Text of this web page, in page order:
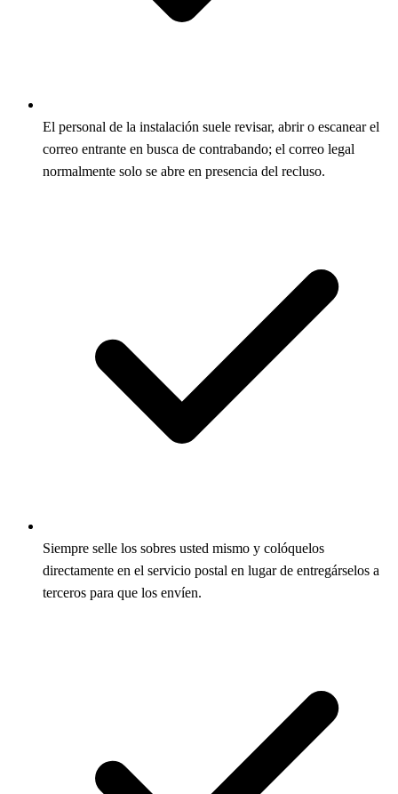
El personal de la instalación suele revisar, abrir o escanear el
correo entrante en busca de contrabando; el correo legal
normalmente solo se abre en presencia del recluso.
Siempre selle los sobres usted mismo y colóquelos
directamente en el servicio postal en lugar de entregárselos a
terceros para que los envíen.